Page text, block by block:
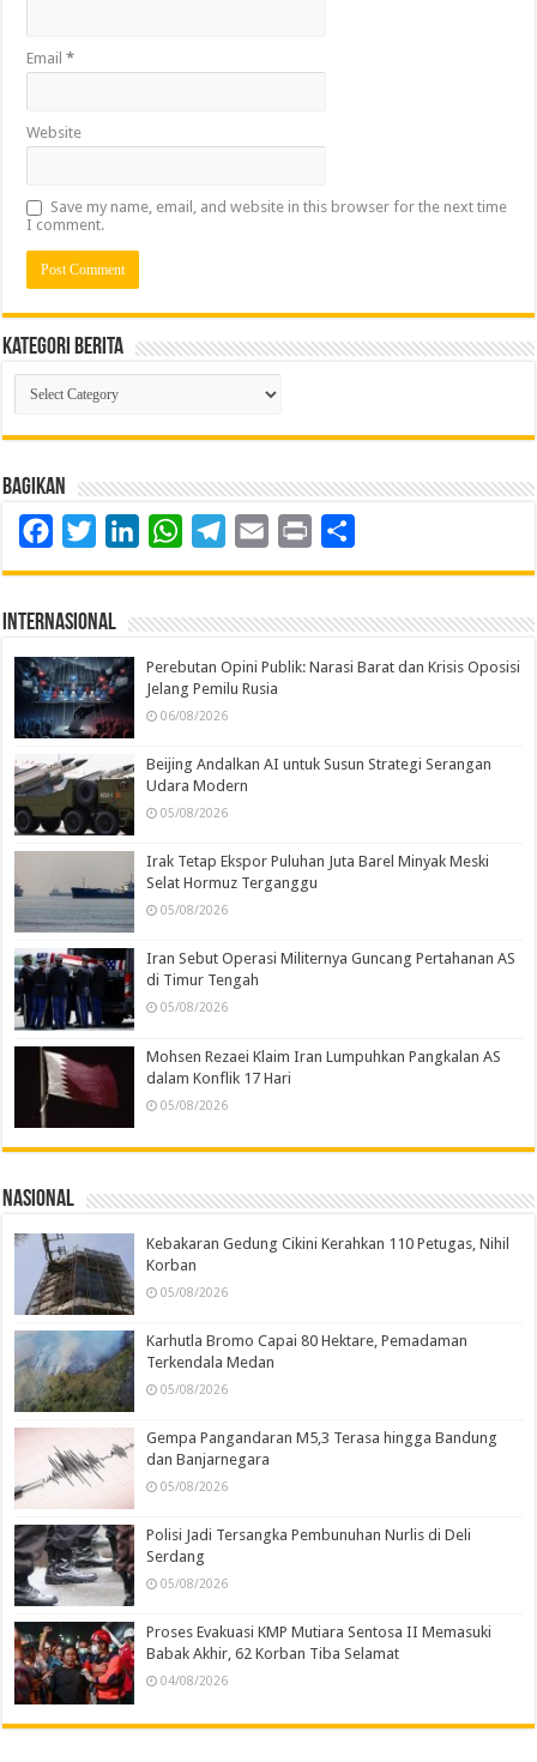
Email*
Website
Save my name, email, and website in this browser for the next time
I comment.
Kategori Berita
Kategori
Berita
Bagikan
FacebookTwitterLinkedInWhatsAppTelegram
Email Print
Internasional
Perebutan Opini Publik: Narasi Barat dan Krisis Oposisi
Jelang Pemilu Rusia
06/08/2026
Beijing Andalkan AI untuk Susun Strategi Serangan
Udara Modern
05/08/2026
Irak Tetap Ekspor Puluhan Juta Barel Minyak Meski
Selat Hormuz Terganggu
05/08/2026
Iran Sebut Operasi Militernya Guncang Pertahanan AS
di Timur Tengah
05/08/2026
Mohsen Rezaei Klaim Iran Lumpuhkan Pangkalan AS
dalam Konflik 17 Hari
05/08/2026
Nasional
Kebakaran Gedung Cikini Kerahkan 110 Petugas, Nihil
Korban
05/08/2026
Karhutla Bromo Capai 80 Hektare, Pemadaman
Terkendala Medan
05/08/2026
Gempa Pangandaran M5,3 Terasa hingga Bandung
dan Banjarnegara
05/08/2026
Polisi Jadi Tersangka Pembunuhan Nurlis di Deli
Serdang
05/08/2026
Proses Evakuasi KMP Mutiara Sentosa II Memasuki
Babak Akhir, 62 Korban Tiba Selamat
04/08/2026